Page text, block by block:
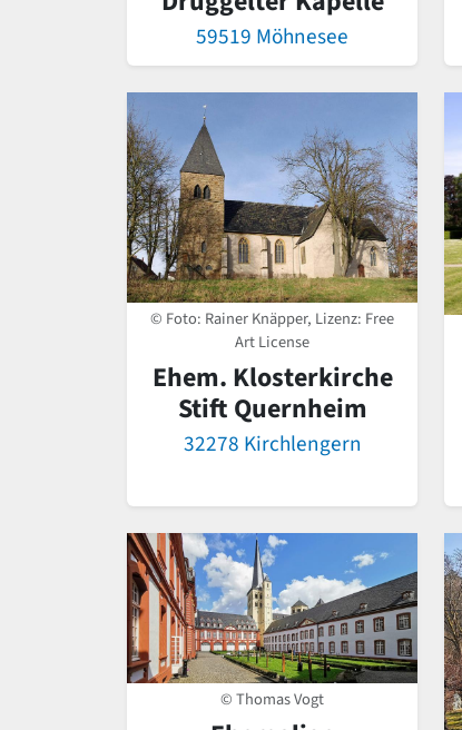
59519 Möhnesee
© Foto: Rainer Knäpper, Lizenz: Free
Art License
Ehem. Klosterkirche
Stift Quernheim
32278 Kirchlengern
© Thomas Vogt